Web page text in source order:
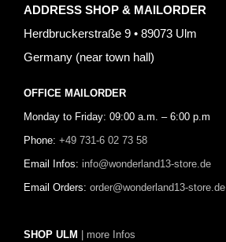
ADDRESS SHOP & MAILORDER
Herdbruckerstraße 9 • 89073 Ulm
Germany (near town hall)
OFFICE MAILORDER
Monday to Friday: 09:00 a.m. – 6:00 p.m
Phone: +49 731-6 02 73 58
Email Infos: info@wonderland13-store.de
Email Orders: order@wonderland13-store.de
SHOP ULM | more Infos